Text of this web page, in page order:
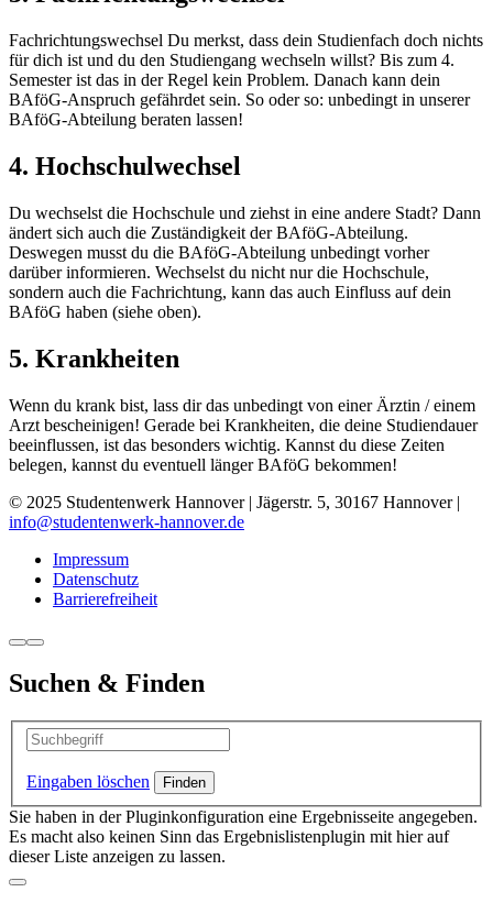
Fachrichtungswechsel Du merkst, dass dein Studienfach doch nichts
für dich ist und du den Studiengang wechseln willst? Bis zum 4.
Semester ist das in der Regel kein Problem. Danach kann dein
BAföG-Anspruch gefährdet sein. So oder so: unbedingt in unserer
BAföG-Abteilung beraten lassen!
4. Hochschulwechsel
Du wechselst die Hochschule und ziehst in eine andere Stadt? Dann
ändert sich auch die Zuständigkeit der BAföG-Abteilung.
Deswegen musst du die BAföG-Abteilung unbedingt vorher
darüber informieren. Wechselst du nicht nur die Hochschule,
sondern auch die Fachrichtung, kann das auch Einfluss auf dein
BAföG haben (siehe oben).
5. Krankheiten
Wenn du krank bist, lass dir das unbedingt von einer Ärztin / einem
Arzt bescheinigen! Gerade bei Krankheiten, die deine Studiendauer
beeinflussen, ist das besonders wichtig. Kannst du diese Zeiten
belegen, kannst du eventuell länger BAföG bekommen!
© 2025 Studentenwerk Hannover | Jägerstr. 5, 30167 Hannover |
info@studentenwerk-hannover.de
Impressum
Datenschutz
Barrierefreiheit
Suchen & Finden
Eingaben löschen
Sie haben in der Pluginkonfiguration eine Ergebnisseite angegeben.
Es macht also keinen Sinn das Ergebnislistenplugin mit hier auf
dieser Liste anzeigen zu lassen.